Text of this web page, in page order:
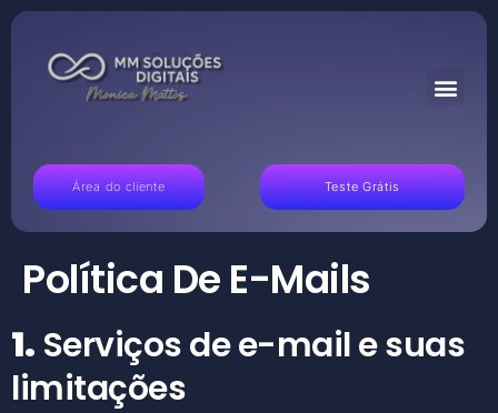
Área do cliente Teste Grátis
Política De E-Mails
1. Serviços de e-mail e suas
limitações